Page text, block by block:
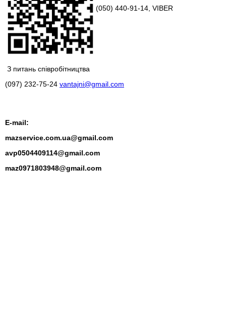
(050) 440-91-14, VIBER
З питань співробітництва
(097) 232-75-24 vantajni@gmail.com
E-mail:
mazservice.com.ua@gmail.com
avp0504409114@gmail.com
maz0971803948@gmail.com